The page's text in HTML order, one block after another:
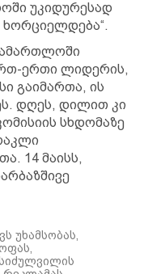
უკიდურესად
ერთი ლიდერის,
გაიმართა, ის
დღეს, დილით კი
სხდომაზე
14 მაისს,
უხამსობას,